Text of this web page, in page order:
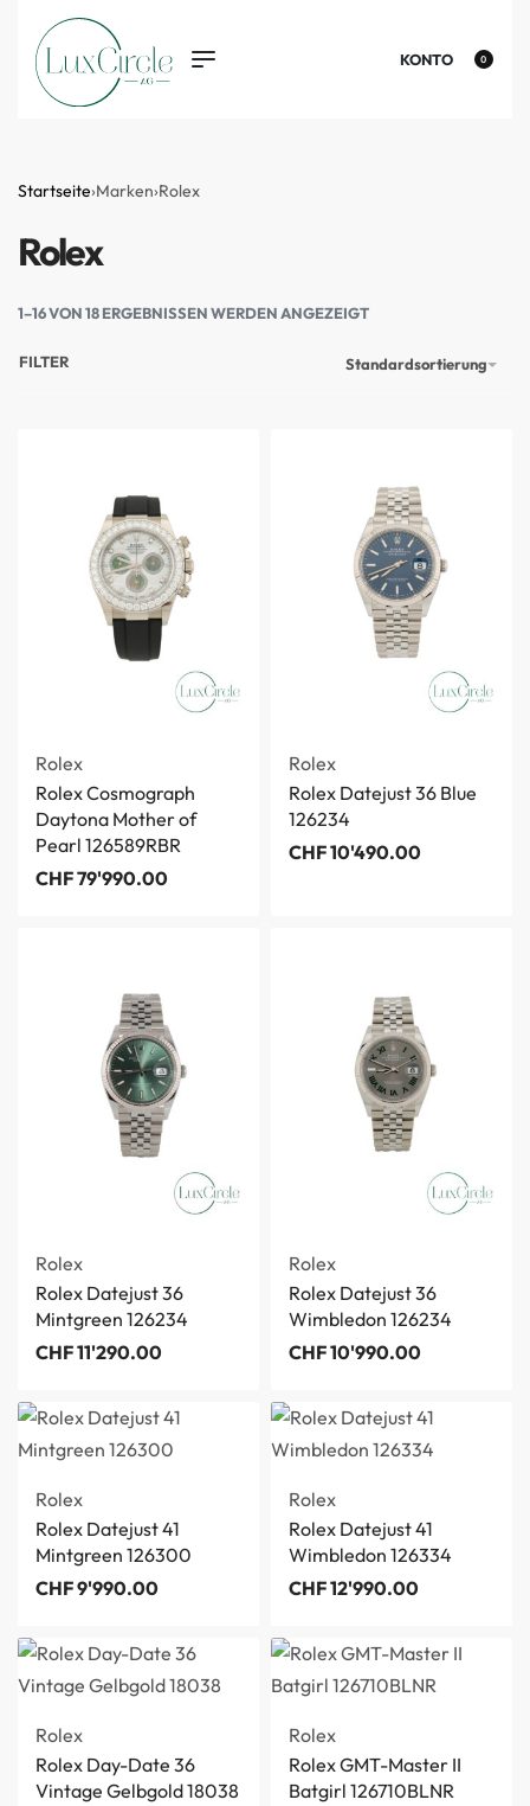
KONTO 0
Startseite›Marken›Rolex
Rolex
1–16 VON 18 ERGEBNISSEN WERDEN ANGEZEIGT
Standardsortierung
FILTER
Rolex
Rolex Cosmograph
Daytona Mother of
Pearl 126589RBR
CHF79'990.00
Rolex
Rolex Datejust 36 Blue
126234
CHF10'490.00
Rolex
Rolex Datejust 36
Mintgreen 126234
CHF11'290.00
Rolex
Rolex Datejust 36
Wimbledon 126234
CHF10'990.00
Rolex
Rolex Datejust 41
Mintgreen 126300
CHF9'990.00
Rolex
Rolex Datejust 41
Wimbledon 126334
CHF12'990.00
Rolex
Rolex Day-Date 36
Vintage Gelbgold 18038
Rolex
Rolex GMT-Master II
Batgirl 126710BLNR